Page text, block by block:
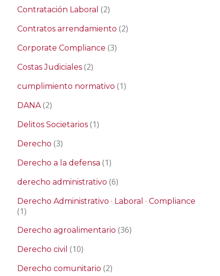
Contratación Laboral (2)
Contratos arrendamiento (2)
Corporate Compliance (3)
Costas Judiciales (2)
cumplimiento normativo (1)
DANA(2)
Delitos Societarios (1)
Derecho (3)
Derecho a la defensa (1)
derecho administrativo (6)
Derecho Administrativo · Laboral · Compliance
(1)
Derecho agroalimentario (36)
Derecho civil (10)
Derecho comunitario (2)